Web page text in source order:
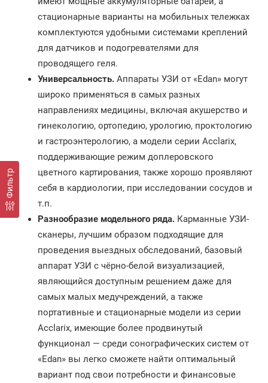
Фильтр
стационарные варианты на мобильных тележках
комплектуются удобными системами креплений
для датчиков и подогревателями для
проводящего геля.
Универсальность.Аппараты УЗИ от «Edan» могут
широко применяться в самых разных
направлениях медицины, включая акушерство и
гинекологию, ортопедию, урологию, проктологию
и гастроэнтерологию, а модели серии Acclarix,
поддерживающие режим доплеровского
цветного картирования, также хорошо проявляют
себя в кардиологии, при исследовании сосудов и
т.п.
Разнообразие модельного ряда.Карманные УЗИ-
сканеры, лучшим образом подходящие для
проведения выездных обследований, базовый
аппарат УЗИ с чёрно-белой визуализацией,
являющийся доступным решением даже для
самых малых медучреждений, а также
портативные и стационарные модели из серии
Acclarix, имеющие более продвинутый
функционал — среди сонографических систем от
«Edan» вы легко сможете найти оптимальный
вариант под свои потребности и финансовые